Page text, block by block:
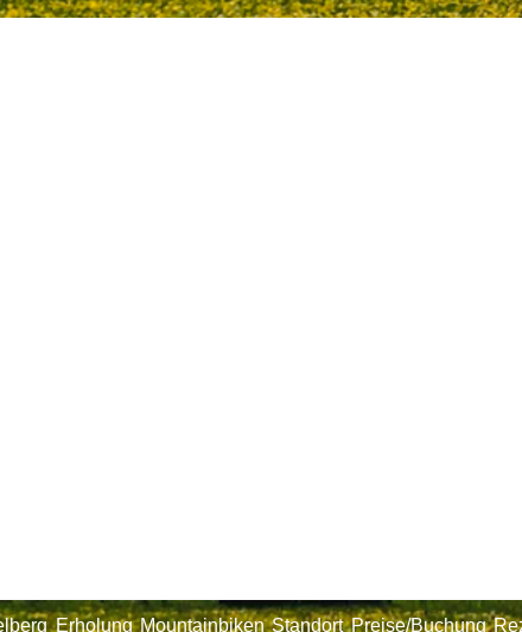
Erholung Mountainbiken Standort Preise/Buchung